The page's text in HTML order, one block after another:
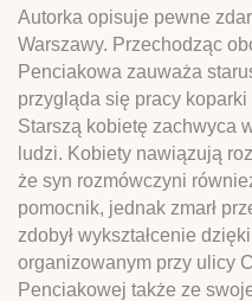
Autorka opisuje pewne
Warszawy. Przechodząc
Penciakowa zauważa
przygląda się pracy
Starszą kobietę zachwyca
ludzi. Kobiety nawiązują
że syn rozmówczyni
pomocnik, jednak zmarł
zdobył wykształcenie
organizowanym przy ulicy
Penciakowej także ze